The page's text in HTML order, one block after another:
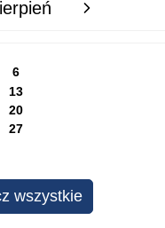
następny miesiąc
6
13
20
27
wszystkie